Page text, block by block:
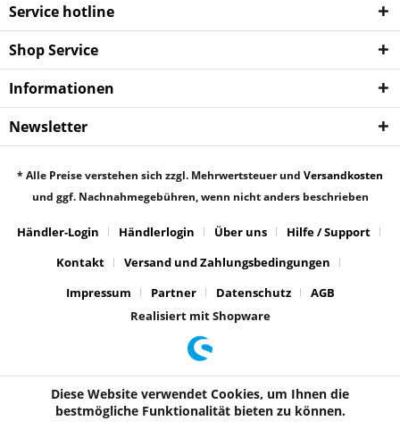
Service hotline
Shop Service
Informationen
Newsletter
* Alle Preise verstehen sich zzgl. Mehrwertsteuer und Versandkosten
und ggf. Nachnahmegebühren, wenn nicht anders beschrieben
Händler-Login Händlerlogin Über uns
Hilfe / Support
Kontakt
Versand und Zahlungsbedingungen
Impressum
Partner Datenschutz
AGB
Realisiert mit Shopware
Diese Website verwendet Cookies, um Ihnen die
bestmögliche Funktionalität bieten zu können.